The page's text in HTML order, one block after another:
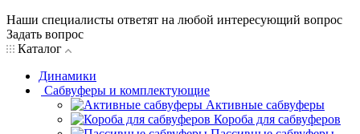
Наши специалисты ответят на любой интересующий вопрос
Задать вопрос
Каталог
Динамики
Сабвуферы и комплектующие
Активные сабвуферы
Короба для сабвуферов